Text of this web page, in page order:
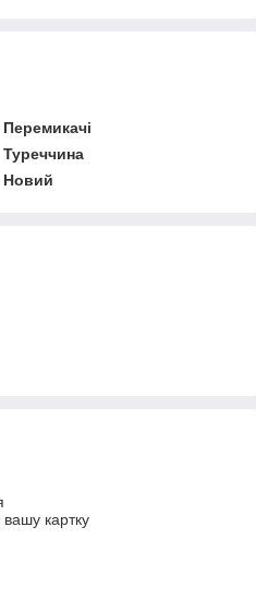
Перемикачі
Туреччина
Новий
картку